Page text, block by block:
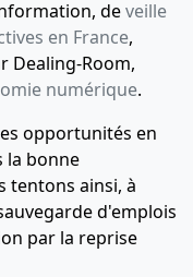
deveille
en France,
Dealing-Room,
numérique.
opportunités en
la bonne
tentons ainsi, à
d'emplois
par la reprise